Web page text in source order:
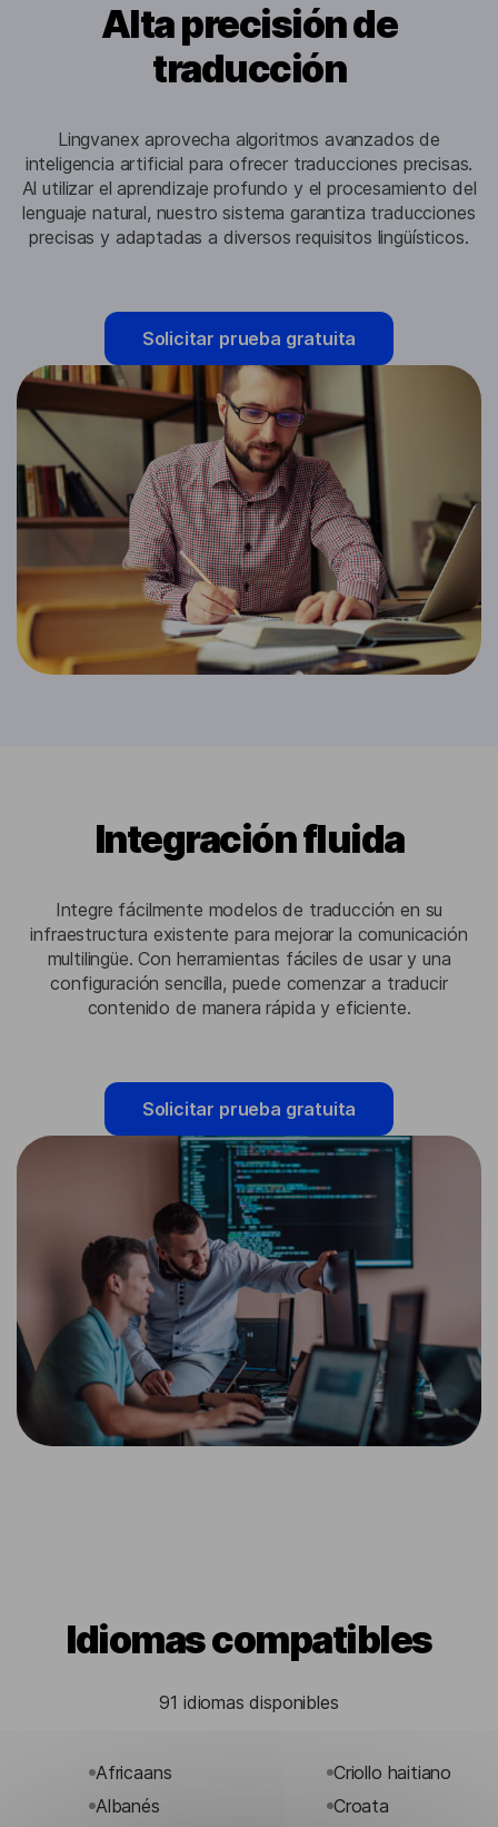
Alta precisión de
traducción
Lingvanex aprovecha algoritmos avanzados de
inteligencia artificial para ofrecer traducciones precisas.
Al utilizar el aprendizaje profundo y el procesamiento del
lenguaje natural, nuestro sistema garantiza traducciones
precisas y adaptadas a diversos requisitos lingüísticos.
Solicitar prueba gratuita
Integración fluida
Integre fácilmente modelos de traducción en su
infraestructura existente para mejorar la comunicación
multilingüe. Con herramientas fáciles de usar y una
configuración sencilla, puede comenzar a traducir
contenido de manera rápida y eficiente.
Solicitar prueba gratuita
Idiomas compatibles
91 idiomas disponibles
Africaans
Albanés
Criollo haitiano
Croata